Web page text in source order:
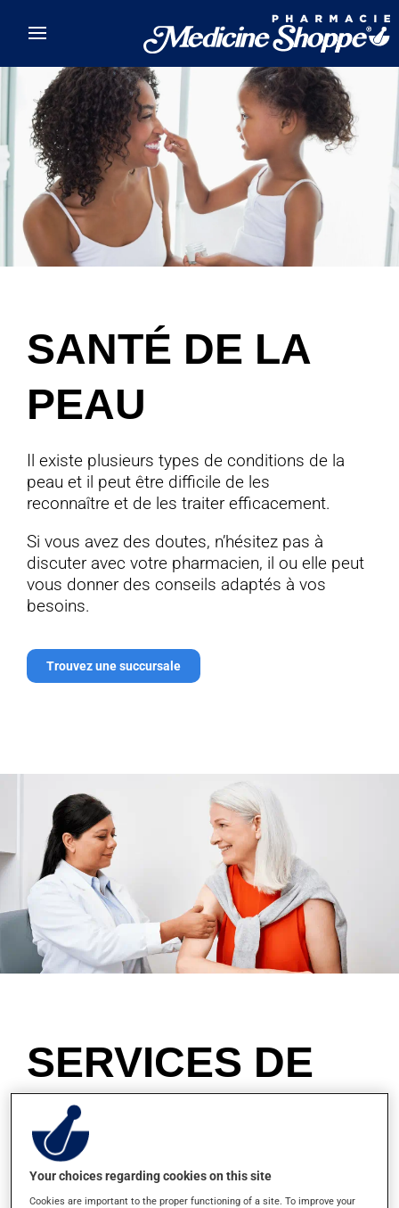
SANTÉ DE LA
PEAU
Il existe plusieurs types de conditions de la
peau et il peut être difficile de les
reconnaître et de les traiter efficacement.
Si vous avez des doutes, n’hésitez pas à
discuter avec votre pharmacien, il ou elle peut
vous donner des conseils adaptés à vos
besoins.
Trouvez une succursale
SERVICES DE
VOTRE
PHARMACIEN
Your choices regarding cookies on this site
Cookies are important to the proper functioning of a site. To improve your